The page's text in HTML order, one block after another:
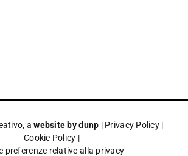
awebsite by dunp | Privacy Policy|
Cookie Policy |
preferenze relative alla privacy